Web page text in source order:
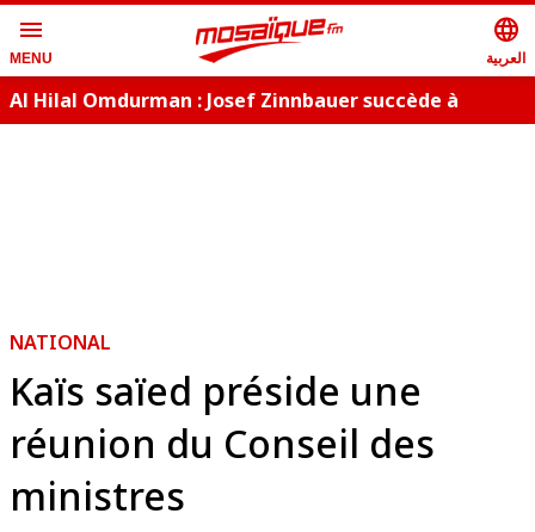
menu
MENU
language
العربية
Al Hilal Omdurman : Josef Zinnbauer succède à
NATIONAL
Kaïs saïed préside une
réunion du Conseil des
ministres